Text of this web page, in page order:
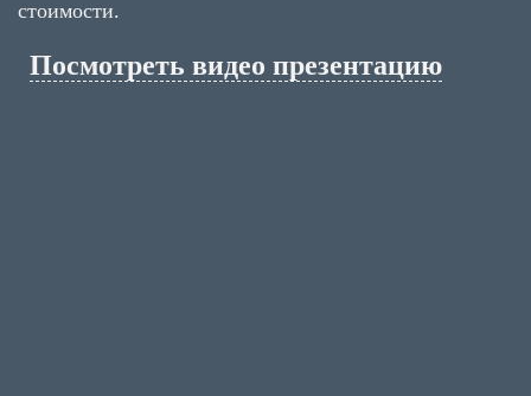
стоимости.
Посмотреть видео презентацию